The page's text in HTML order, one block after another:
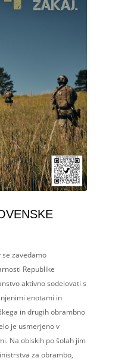
se zavedamo
Republike
aktivno sodelovati s
enotami in
in drugih obrambno
je usmerjeno v
Na obiskih po šolah jim
za obrambo,